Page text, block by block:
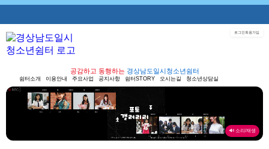
공감하고 동행하는 경상남도일시청소년쉼터
쉼터소개 이용안내 주요사업 공지사항 쉼터STORY 오시는길 청소년상담실
🔊 소리/재생
로그인회원가입